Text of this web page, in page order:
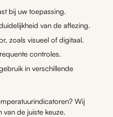
bij uw toepassing.
van de aflezing.
zoals visueel of digitaal.
controles.
in verschillende
Wij
de juiste keuze.